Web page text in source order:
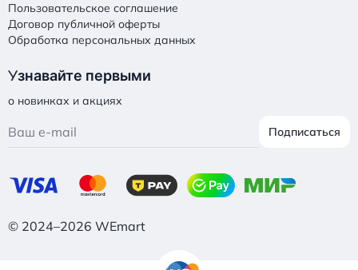
Пользовательское соглашение
Договор публичной оферты
Обработка персональных данных
Узнавайте первыми
о новинках и акциях
Подписаться
© 2024–2026 WEmart